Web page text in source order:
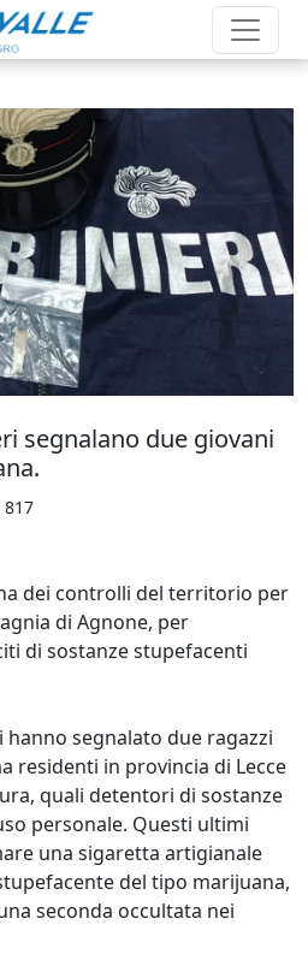
segnalano due giovani
817
dei controlli del territorio per
di Agnone, per
di sostanze stupefacenti
segnalato due ragazzi
residenti in provincia di Lecce
quali detentori di sostanze
personale. Questi ultimi
una sigaretta artigianale
del tipo marijuana,
seconda occultata nei